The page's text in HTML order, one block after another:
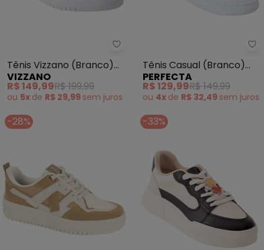
Vizzano - Tênis Vizzano
Tênis Vizzano (Branco)
em Sintético
VIZZANO
R$ 149,99R$ 199,99
ou 5x de R$ 29,99 sem juros
Tênis Casual (Branco)
com Detalhe de Glitter
PERFECTA
R$ 129,99R$ 149,99
ou 4x de R$ 32,49 sem juros
-28% -33%